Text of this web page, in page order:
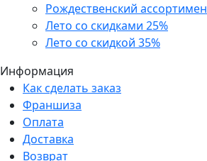
Рождественский
Лето со скидками 25%
Лето со скидкой 35%
Информация
Как сделать заказ
Франшиза
Оплата
Доставка
Возврат